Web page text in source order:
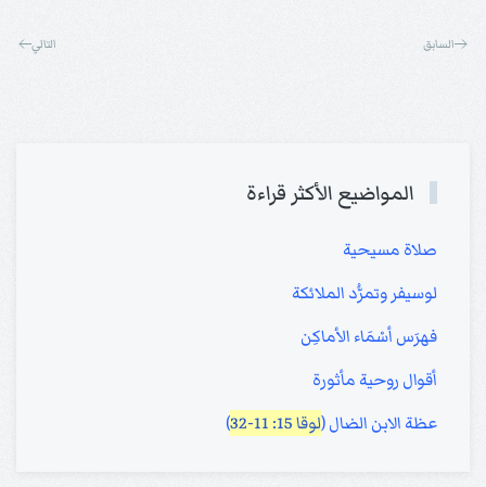
السابق التالي
المواضيع الأكثر قراءة
صلاة مسيحية
لوسيفر وتمرُّد الملائكة
فهرَس أسْمَاء الأماكِن
أقوال روحية مأثورة
عظة الابن الضال (لوقا 15: 11-32 )